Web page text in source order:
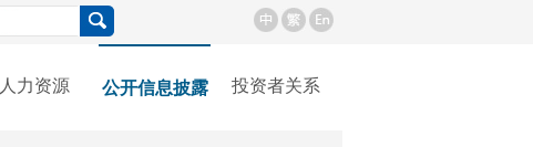
人力资源 公开信息披露 投资者关系